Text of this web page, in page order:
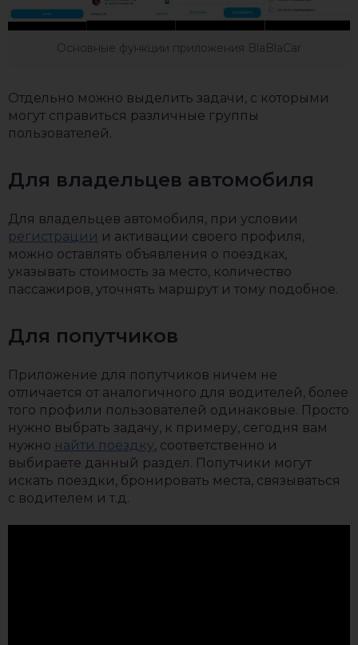
Основные функции приложения BlaBlaCar
Отдельно можно выделить задачи, с которыми
могут справиться различные группы
пользователей.
Для владельцев автомобиля
Для владельцев автомобиля, при условии
регистрации и активации своего профиля,
можно оставлять объявления о поездках,
указывать стоимость за место, количество
пассажиров, уточнять маршрут и тому подобное.
Для попутчиков
Приложение для попутчиков ничем не
отличается от аналогичного для водителей, более
того профили пользователей одинаковые. Просто
нужно выбрать задачу, к примеру, сегодня вам
нужно найти поездку, соответственно и
выбираете данный раздел. Попутчики могут
искать поездки, бронировать места, связываться
с водителем и т.д.